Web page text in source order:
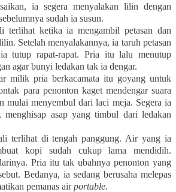
ia segera menyalakan lilin dengan
sudah ia susun.
terlihat ketika ia mengambil petasan dan
Setelah menyalakannya, ia taruh petasan
tutup rapat-rapat. Pria itu lalu menutup
agar bunyi ledakan tak ia dengar.
milik pria berkacamata itu goyang untuk
para penonton kaget mendengar suara
mulai menyembul dari laci meja. Segera ia
asap yang timbul dari ledakan
terlihat di tengah panggung. Air yang ia
kopi sudah cukup lama mendidih.
Pria itu tak ubahnya penonton yang
Bedanya, ia sedang berusaha melepas
pemanas airportable.